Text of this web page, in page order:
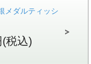
メダルティッシ
税込)